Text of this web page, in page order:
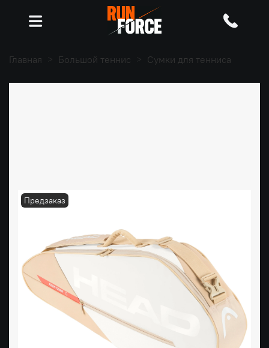
Главная Большой теннис Сумки для тенниса
Предзаказ